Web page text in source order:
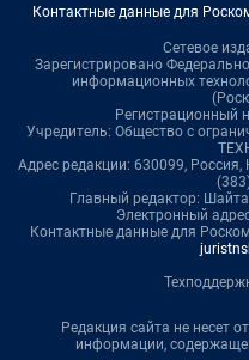
Контактные данные для
Сетевое
Зарегистрировано
информационных
Регистрационный
Учредитель: Общество с
Адрес редакции: 630099, Россия,
Главный редактор:
Электронный
Контактные данные для
Редакция сайта не несет
информации,